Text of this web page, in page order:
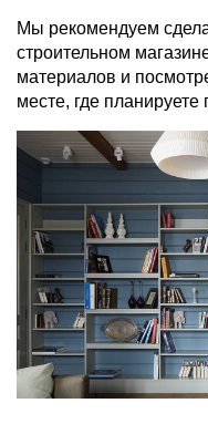
Мы рекомендуем
строительном
материалов и
месте, где планируете